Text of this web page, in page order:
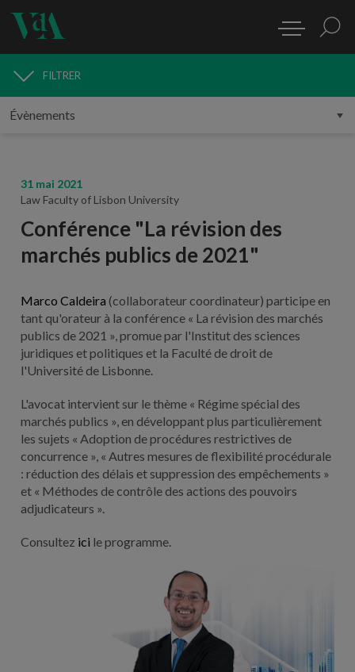
MÉDIAS
FILTRER
31 mai 2021
Law Faculty of Lisbon University
Conférence "La révision des
marchés publics de 2021"
Marco Caldeira (collaborateur coordinateur) participe en
tant qu'orateur à la conférence « La révision des marchés
publics de 2021 », promue par l'Institut des sciences
juridiques et politiques et la Faculté de droit de
l'Université de Lisbonne.
L'avocat intervient sur le thème « Régime spécial des
marchés publics », en développant plus particulièrement
les sujets « Adoption de procédures restrictives de
concurrence », « Autres mesures de flexibilité procédurale
: réduction des délais et suppression des empêchements »
et « Méthodes de contrôle des actions des pouvoirs
adjudicateurs ».
Consultez ici le programme.